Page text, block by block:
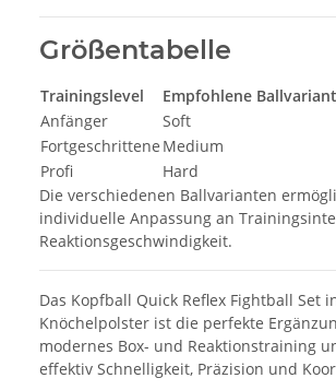
Größentabelle
Trainingslevel
Empfohlene
Anfänger
Soft
Fortgeschrittene Medium
Profi
Hard
Die verschiedenen Ballvarianten
individuelle Anpassung an
Reaktionsgeschwindigkeit.
Das Kopfball Quick Reflex Fightball Set
Knöchelpolster ist die perfekte
modernes Box- und Reaktionstraining
effektiv Schnelligkeit, Präzision und